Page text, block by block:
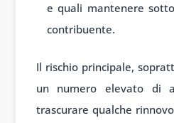
e quali mantenere
contribuente.
Il rischio principale,
un numero elevato di
trascurare qualche